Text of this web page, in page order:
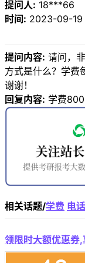
提问人: 18***66
时间: 2023-09-19
提问内容: 请问，
方式是什么？学费
谢谢！
回复内容: 学费
相关话题/学费 电话
领限时大额优惠券